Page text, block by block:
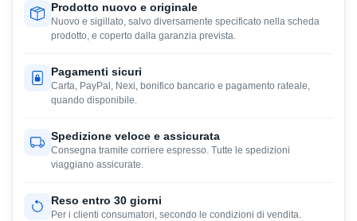
Prodotto nuovo e originale
Nuovo e sigillato, salvo diversamente specificato nella scheda
prodotto, e coperto dalla garanzia prevista.
Pagamenti sicuri
Carta, PayPal, Nexi, bonifico bancario e pagamento rateale,
quando disponibile.
Spedizione veloce e assicurata
Consegna tramite corriere espresso. Tutte le spedizioni
viaggiano assicurate.
Reso entro 30 giorni
Per i clienti consumatori, secondo le condizioni di vendita.